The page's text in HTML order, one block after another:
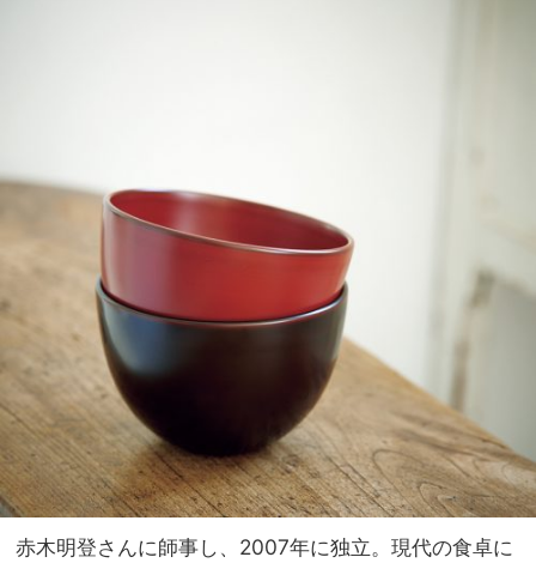
赤木明登さんに師事し、2007年に独立。現代の食卓に